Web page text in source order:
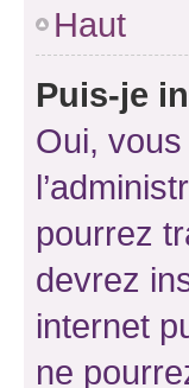
Haut
Puis-je
Oui,
pourrez
devrez
internet
ne